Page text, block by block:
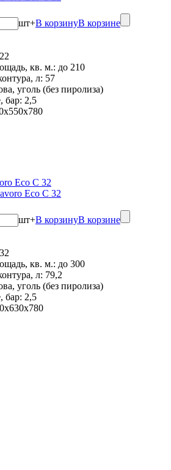
шт+В корзинуВ корзине
кв. м.: до 210
л: 57
уголь (без пиролиза)
бар: 2,5
Eco С 32
шт+В корзинуВ корзине
кв. м.: до 300
л: 79,2
уголь (без пиролиза)
бар: 2,5